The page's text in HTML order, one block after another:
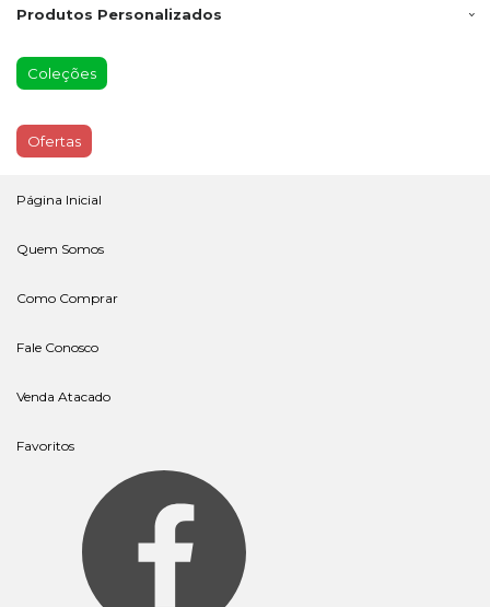
Produtos Personalizados
Coleções
Ofertas
Página Inicial
Quem Somos
Como Comprar
Fale Conosco
Venda Atacado
Favoritos